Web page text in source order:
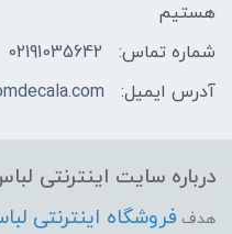
هستیم
شماره تماس:
02191035642
آدرس ایمیل:
درباره سایت اینترنتی
هدف فروشگاه اینترنتی